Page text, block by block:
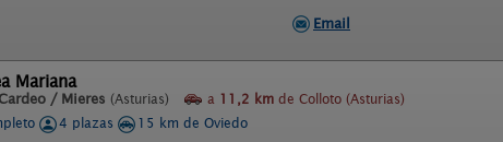
Email
Mariana
/ Mieres (Asturias) a 11,2 km de Colloto (Asturias)
4 plazas
15 km de Oviedo